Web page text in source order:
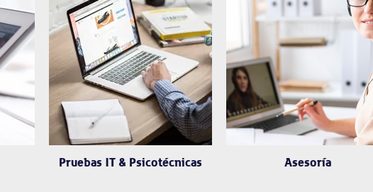
Pruebas IT & Psicotécnicas Asesoría